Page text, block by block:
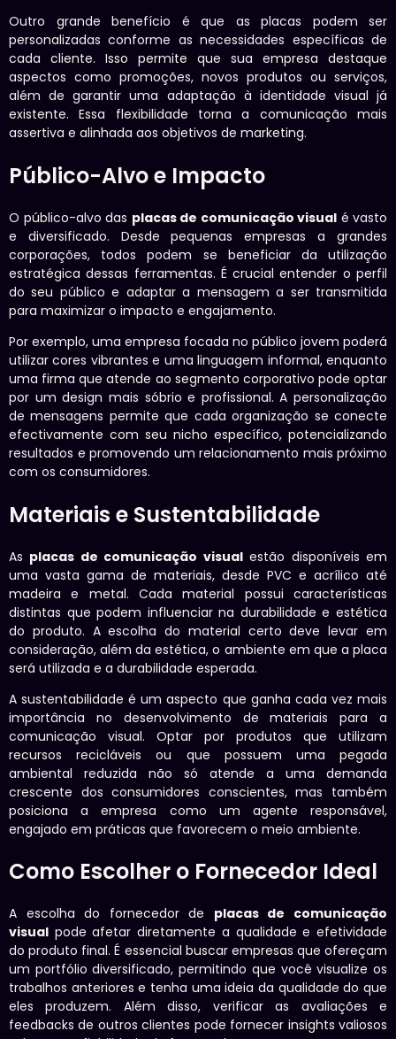
Outro grande benefício é que as placas podem ser
personalizadas conforme as necessidades específicas de
cada cliente. Isso permite que sua empresa destaque
aspectos como promoções, novos produtos ou serviços,
além de garantir uma adaptação à identidade visual já
existente. Essa flexibilidade torna a comunicação mais
assertiva e alinhada aos objetivos de marketing.
Público-Alvo e Impacto
O público-alvo das placas de comunicação visual é vasto
e diversificado. Desde pequenas empresas a grandes
corporações, todos podem se beneficiar da utilização
estratégica dessas ferramentas. É crucial entender o perfil
do seu público e adaptar a mensagem a ser transmitida
para maximizar o impacto e engajamento.
Por exemplo, uma empresa focada no público jovem poderá
utilizar cores vibrantes e uma linguagem informal, enquanto
uma firma que atende ao segmento corporativo pode optar
por um design mais sóbrio e profissional. A personalização
de mensagens permite que cada organização se conecte
efectivamente com seu nicho específico, potencializando
resultados e promovendo um relacionamento mais próximo
com os consumidores.
Materiais e Sustentabilidade
As placas de comunicação visualestão disponíveis em
uma vasta gama de materiais, desde PVC e acrílico até
madeira e metal. Cada material possui características
distintas que podem influenciar na durabilidade e estética
do produto. A escolha do material certo deve levar em
consideração, além da estética, o ambiente em que a placa
será utilizada e a durabilidade esperada.
A sustentabilidade é um aspecto que ganha cada vez mais
importância no desenvolvimento de materiais para a
comunicação visual. Optar por produtos que utilizam
recursos recicláveis ou que possuem uma pegada
ambiental reduzida não só atende a uma demanda
crescente dos consumidores conscientes, mas também
posiciona a empresa como um agente responsável,
engajado em práticas que favorecem o meio ambiente.
Como Escolher o Fornecedor Ideal
A escolha do fornecedor de placas de comunicação
visual pode afetar diretamente a qualidade e efetividade
do produto final. É essencial buscar empresas que ofereçam
um portfólio diversificado, permitindo que você visualize os
trabalhos anteriores e tenha uma ideia da qualidade do que
eles produzem. Além disso, verificar as avaliações e
feedbacks de outros clientes pode fornecer insights valiosos